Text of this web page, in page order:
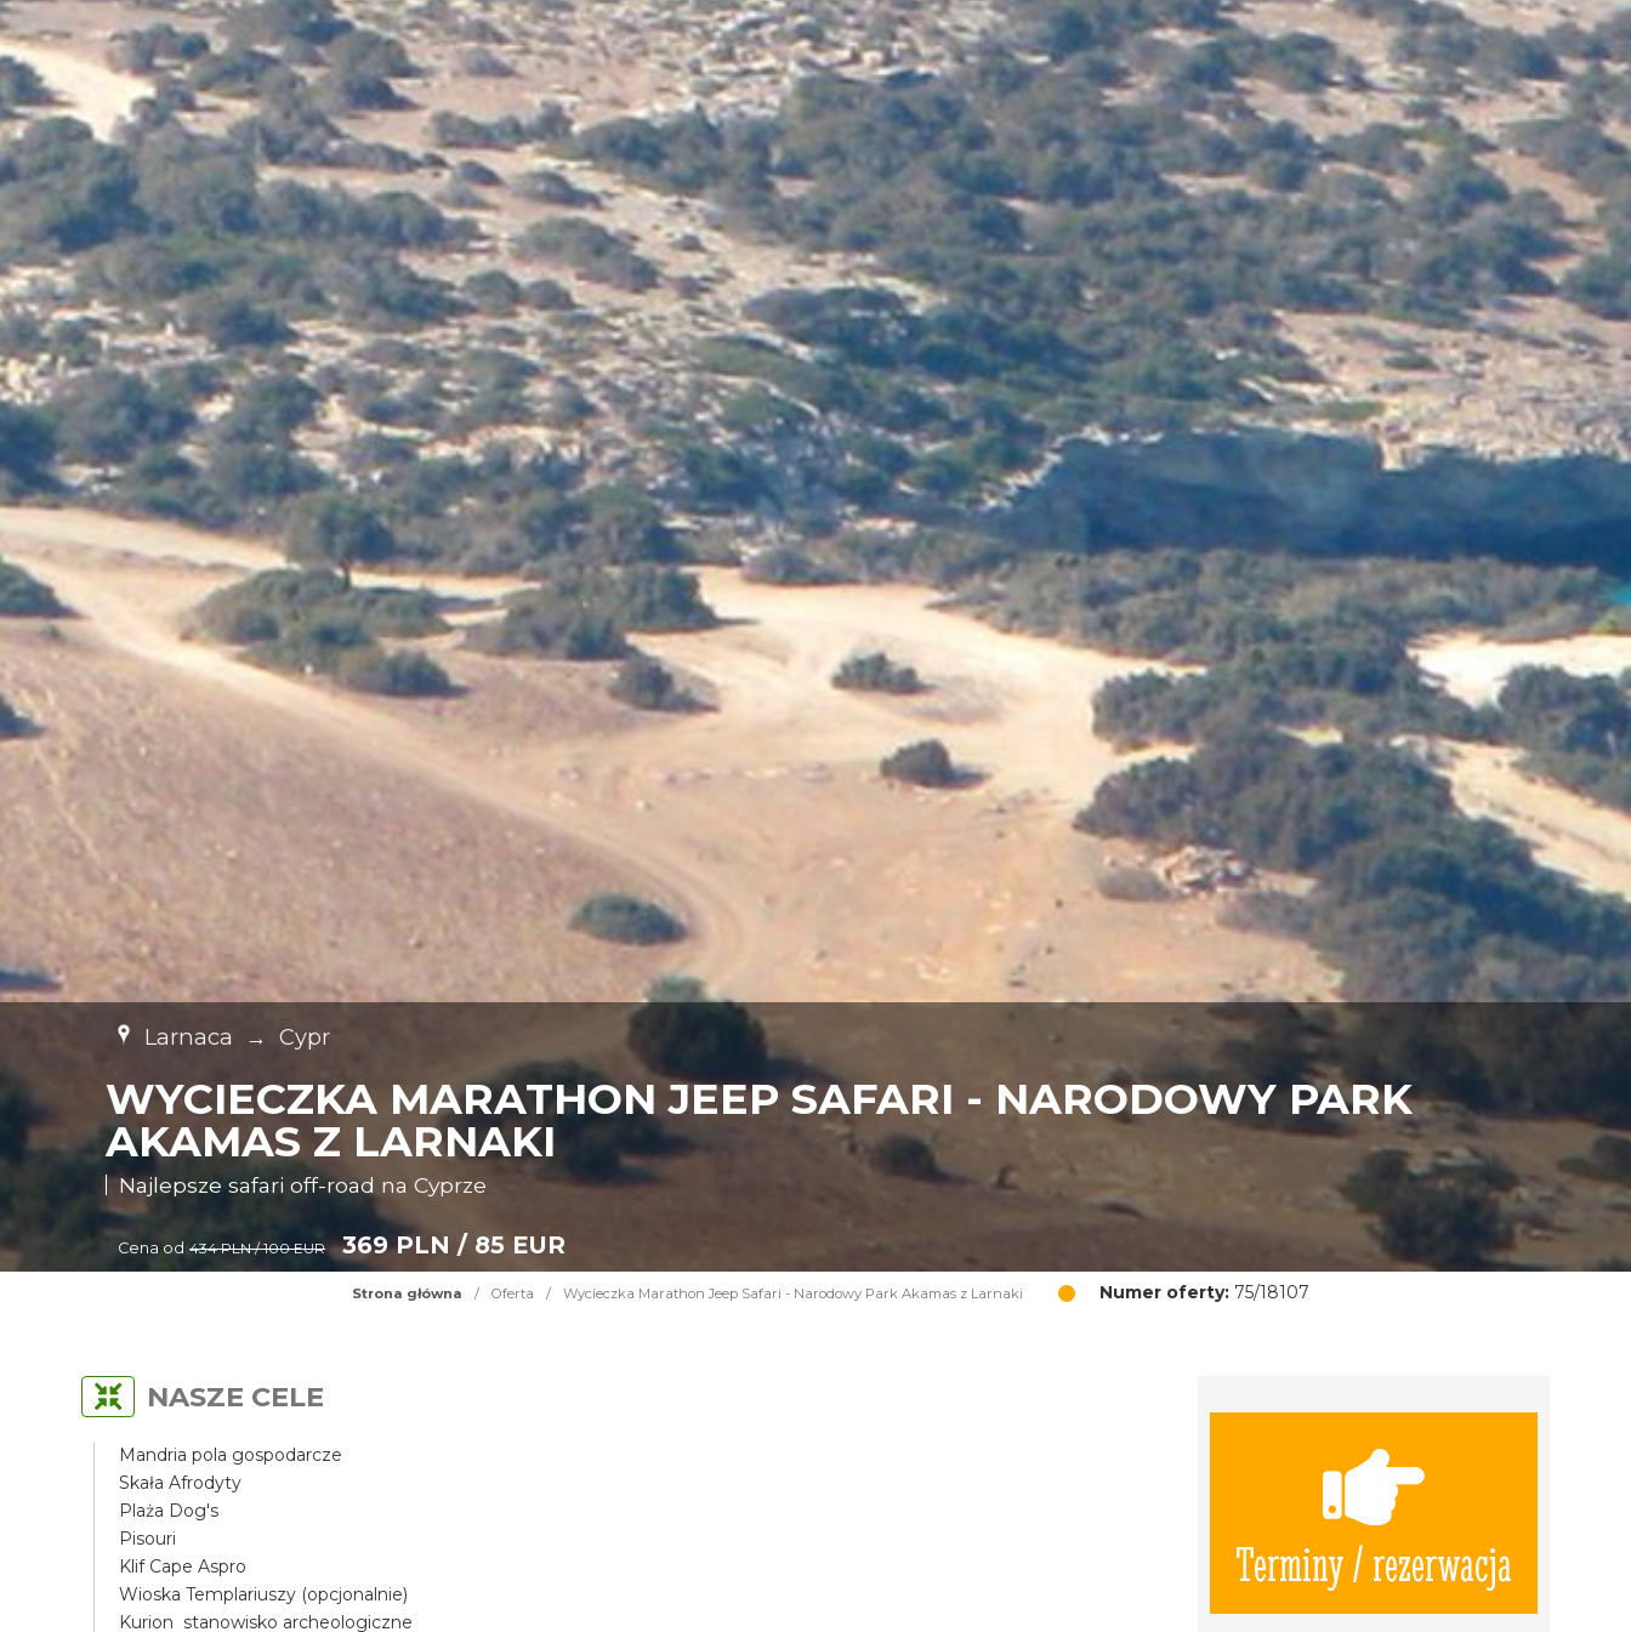
Larnaca → Cypr
WYCIECZKA MARATHON JEEP SAFARI - NARODOWY PARK
AKAMAS Z LARNAKI
Najlepsze safari off-road na Cyprze
Cena od 434 PLN / 100 EUR 369 PLN / 85 EUR
Strona główna / Oferta / Wycieczka Marathon Jeep Safari - Narodowy Park Akamas z Larnaki Numer oferty: 75/18107
Terminy / rezerwacja
NASZE CELE
Mandria pola gospodarcze
Skała Afrodyty
Plaża Dog's
Pisouri
Klif Cape Aspro
Wioska Templariuszy (opcjonalnie)
Kurion stanowisko archeologiczne